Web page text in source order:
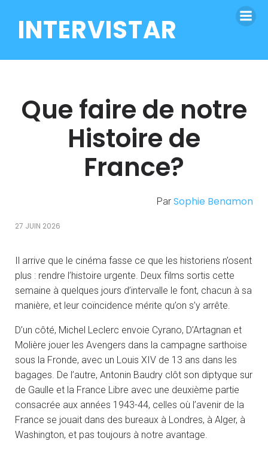
INTERVISTAR
Que faire de notre
Histoire de
France?
Par Sophie Benamon
27 JUIN 2026
Il arrive que le cinéma fasse ce que les historiens n’osent
plus : rendre l’histoire urgente. Deux films sortis cette
semaine à quelques jours d’intervalle le font, chacun à sa
manière, et leur coïncidence mérite qu’on s’y arrête.
D’un côté, Michel Leclerc envoie Cyrano, D’Artagnan et
Molière jouer les Avengers dans la campagne sarthoise
sous la Fronde, avec un Louis XIV de 13 ans dans les
bagages. De l’autre, Antonin Baudry clôt son diptyque sur
de Gaulle et la France Libre avec une deuxième partie
consacrée aux années 1943-44, celles où l’avenir de la
France se jouait dans des bureaux à Londres, à Alger, à
Washington, et pas toujours à notre avantage.